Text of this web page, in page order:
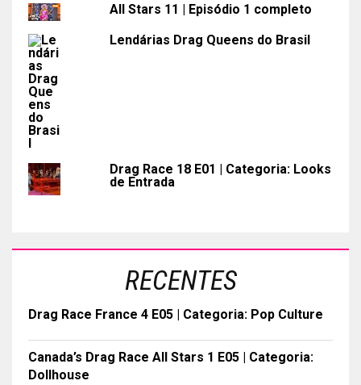
All Stars 11 | Episódio 1 completo
Lendárias Drag Queens do Brasil
Drag Race 18 E01 | Categoria: Looks
de Entrada
RECENTES
Drag Race France 4 E05 | Categoria: Pop Culture
Canada’s Drag Race All Stars 1 E05 | Categoria:
Dollhouse